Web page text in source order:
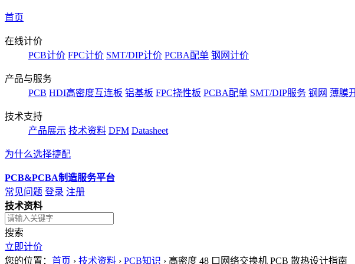
首页
在线计价
PCB计价 FPC计价 SMT/DIP计价 PCBA配单 钢网计价
产品与服务
PCB HDI高密度互连板 铝基板 FPC挠性板 PCBA配单 SMT/DIP服务 钢网 薄膜
技术支持
产品展示 技术资料 DFM Datasheet
为什么选择捷配
PCB&PCBA制造服务平台
常见问题 登录 注册
技术资料
搜索
立即计价
您的位置： 首页 › 技术资料 › PCB知识 › 高密度 48 口网络交换机 PCB 散热设计指南